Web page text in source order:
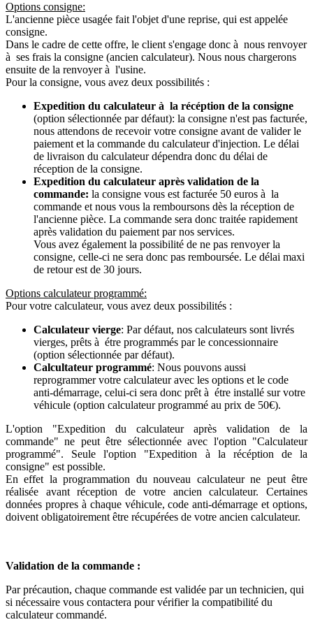
Options consigne:
L'ancienne pièce usagée fait l'objet d'une reprise, qui est appelée
consigne.
Dans le cadre de cette offre, le client s'engage donc à nous renvoyer
à ses frais la consigne (ancien calculateur). Nous nous chargerons
ensuite de la renvoyer à l'usine.
Pour la consigne, vous avez deux possibilités :
Expedition du calculateur à la récéption de la consigne
(option sélectionnée par défaut): la consigne n'est pas facturée,
nous attendons de recevoir votre consigne avant de valider le
paiement et la commande du calculateur d'injection. Le délai
de livraison du calculateur dépendra donc du délai de
réception de la consigne.
Expedition du calculateur après validation de la
commande: la consigne vous est facturée 50 euros à la
commande et nous vous la remboursons dès la réception de
l'ancienne pièce. La commande sera donc traitée rapidement
après validation du paiement par nos services.
Vous avez également la possibilité de ne pas renvoyer la
consigne, celle-ci ne sera donc pas remboursée. Le délai maxi
de retour est de 30 jours.
Options calculateur programmé:
Pour votre calculateur, vous avez deux possibilités :
Calculateur vierge: Par défaut, nos calculateurs sont livrés
vierges, prêts à étre programmés par le concessionnaire
(option sélectionnée par défaut).
Calcultateur programmé: Nous pouvons aussi
reprogrammer votre calculateur avec les options et le code
anti-démarrage, celui-ci sera donc prêt à étre installé sur votre
véhicule (option calculateur programmé au prix de 50€).
L'option "Expedition du calculateur après validation de la
commande" ne peut être sélectionnée avec l'option "Calculateur
programmé". Seule l'option "Expedition à la récéption de la
consigne" est possible.
En effet la programmation du nouveau calculateur ne peut être
réalisée avant réception de votre ancien calculateur. Certaines
données propres à chaque véhicule, code anti-démarrage et options,
doivent obligatoirement être récupérées de votre ancien calculateur.
Validation de la commande :
Par précaution, chaque commande est validée par un technicien, qui
si nécessaire vous contactera pour vérifier la compatibilité du
calculateur commandé.